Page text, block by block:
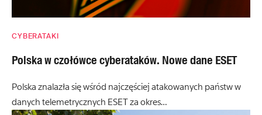
CYBERATAKI
Polska w czołówce cyberataków. Nowe dane ESET
Polska znalazła się wśród najczęściej atakowanych państw w
danych telemetrycznych ESET za okres…